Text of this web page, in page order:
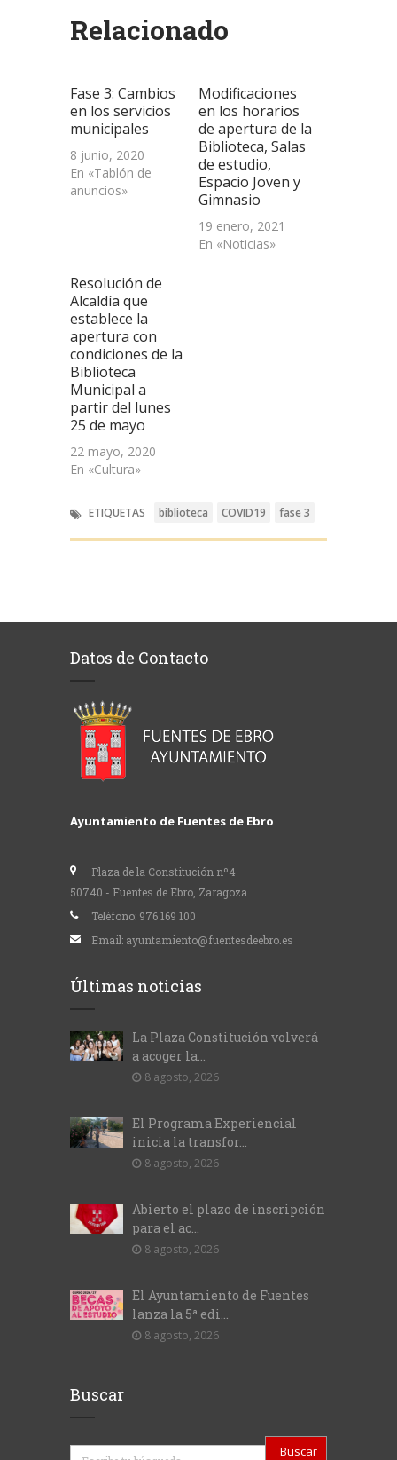
en
una
en
una
en
una
en
una
ventana
nueva)
Relacionado
Fase 3: Cambios
en los servicios
municipales
8 junio, 2020
En «Tablón de
anuncios»
Modificaciones
en los horarios
de apertura de la
Biblioteca, Salas
de estudio,
Espacio Joven y
Gimnasio
19 enero, 2021
En «Noticias»
Resolución de
Alcaldía que
establece la
apertura con
condiciones de la
Biblioteca
Municipal a
partir del lunes
25 de mayo
22 mayo, 2020
En «Cultura»
ETIQUETAS biblioteca COVID19 fase 3
Datos de Contacto
Ayuntamiento de Fuentes de Ebro
Plaza de la Constitución nº4
50740 - Fuentes de Ebro, Zaragoza
Teléfono: 976 169 100
Email: ayuntamiento@fuentesdeebro.es
Últimas noticias
La Plaza Constitución volverá
a acoger la...
8 agosto, 2026
El Programa Experiencial
inicia la transfor...
8 agosto, 2026
Abierto el plazo de inscripción
para el ac...
8 agosto, 2026
El Ayuntamiento de Fuentes
lanza la 5ª edi...
8 agosto, 2026
Buscar
Buscar